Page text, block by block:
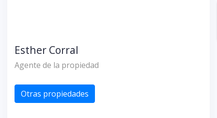
Esther Corral
Agente de la propiedad
Otras propiedades